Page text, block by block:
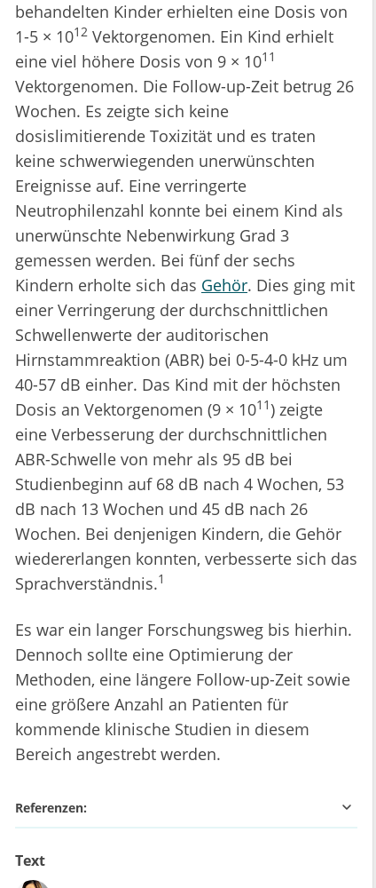
behandelten Kinder erhielten eine Dosis von
1-5 × 1012 Vektorgenomen. Ein Kind erhielt
eine viel höhere Dosis von 9 × 1011
Vektorgenomen. Die Follow-up-Zeit betrug 26
Wochen. Es zeigte sich keine
dosislimitierende Toxizität und es traten
keine schwerwiegenden unerwünschten
Ereignisse auf. Eine verringerte
Neutrophilenzahl konnte bei einem Kind als
unerwünschte Nebenwirkung Grad 3
gemessen werden. Bei fünf der sechs
Kindern erholte sich das Gehör. Dies ging mit
einer Verringerung der durchschnittlichen
Schwellenwerte der auditorischen
Hirnstammreaktion (ABR) bei 0-5-4-0 kHz um
40-57 dB einher. Das Kind mit der höchsten
Dosis an Vektorgenomen (9 × 1011) zeigte
eine Verbesserung der durchschnittlichen
ABR-Schwelle von mehr als 95 dB bei
Studienbeginn auf 68 dB nach 4 Wochen, 53
dB nach 13 Wochen und 45 dB nach 26
Wochen. Bei denjenigen Kindern, die Gehör
wiedererlangen konnten, verbesserte sich das
Sprachverständnis.1
Es war ein langer Forschungsweg bis hierhin.
Dennoch sollte eine Optimierung der
Methoden, eine längere Follow-up-Zeit sowie
eine größere Anzahl an Patienten für
kommende klinische Studien in diesem
Bereich angestrebt werden.
Referenzen:
Text